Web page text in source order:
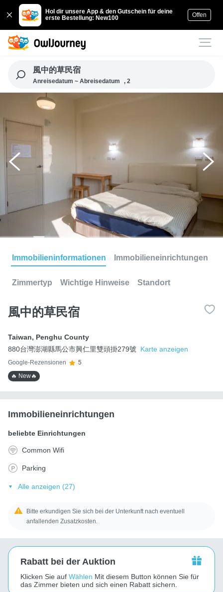
Hol dir unsere App & den Gutschein für deine
erste Bestellung: New100
Offen
風中的草民宿
Anreisedatum ~ Abreisedatum , 2
Immobilieninformationen Immobilieneinrichtungen
Zimmertyp Wichtige Hinweise Standort
風中的草民宿
Taiwan, Penghu County
880台灣澎湖縣馬公市興仁里雙頭掛279號
Karte anzeigen
Google-Rezensionen
5
🔥 New🔥
Immobilieneinrichtungen
beliebte Einrichtungen
Common Wifi
Parking
Alle anzeigen (27)
Bitte erkundigen Sie sich bei der Unterkunft nach eventuell
anfallenden Zusatzkosten.
Rabatt bei der Auktion
Klicken Sie auf Wählen Mit diesem Button können Sie für
das Zimmer bieten und sich einen Rabatt sichern.